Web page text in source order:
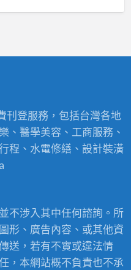
刊登服務，包括台灣各地
、醫學美容、工商服務、
程、水電修繕、設計裝潢
不涉入其中任何諮詢。所
形、廣告內容、或其他資
送，若有不實或違法情
，本網站概不負責也不承